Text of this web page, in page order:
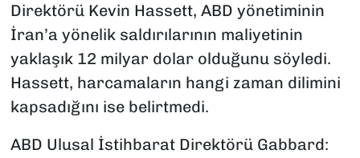
Direktörü Kevin Hassett, ABD yönetiminin
İran’a yönelik saldırılarının maliyetinin
yaklaşık 12 milyar dolar olduğunu söyledi.
Hassett, harcamaların hangi zaman dilimini
kapsadığını ise belirtmedi.
ABD Ulusal İstihbarat Direktörü Gabbard: